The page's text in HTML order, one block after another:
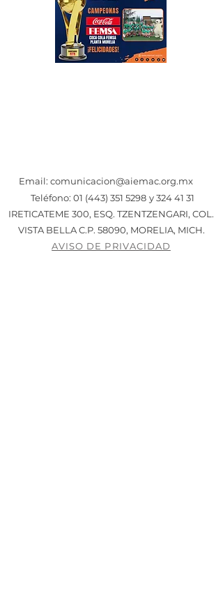
Email: comunicacion@aiemac.org.mx
Teléfono: 01 (443) 351 5298 y324 41 31
IRETICATEME 300, ESQ. TZENTZENGARI, COL.
VISTA BELLA C.P. 58090, MORELIA, MICH.
AVISO DE PRIVACIDAD